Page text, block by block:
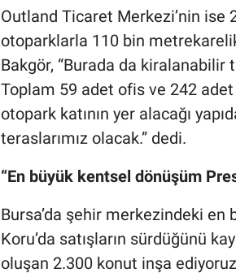
Outland Ticaret Merkezi’nin ise
otoparklarla 110 bin
Bakgör, “Burada da kiralanabilir
Toplam 59 adet ofis ve 242
otopark katının yer alacağı
teraslarımız olacak.” dedi.
“En büyük kentsel dönüşüm
Bursa’da şehir merkezindeki
Koru’da satışların sürdüğünü
oluşan 2.300 konut inşa